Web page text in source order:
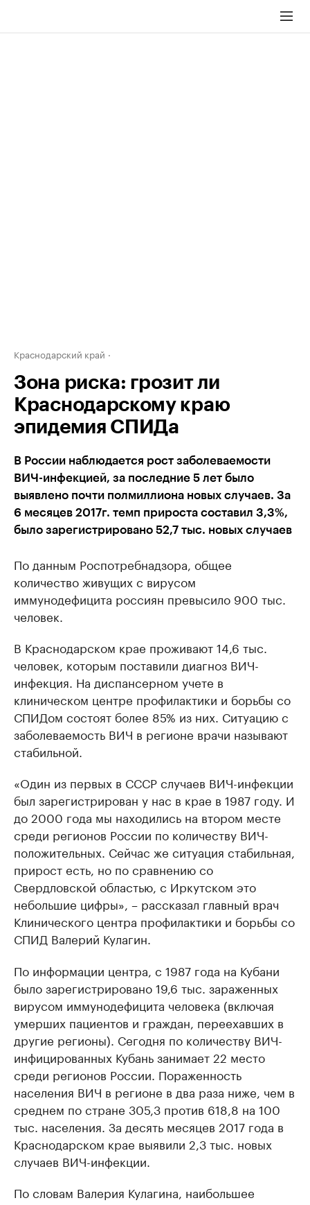
Краснодарский край
Зона риска: грозит ли
Краснодарскому краю
эпидемия СПИДа
В России наблюдается рост заболеваемости
ВИЧ-инфекцией, за последние 5 лет было
выявлено почти полмиллиона новых случаев. За
6 месяцев 2017г. темп прироста составил 3,3%,
было зарегистрировано 52,7 тыс. новых случаев
По данным Роспотребнадзора, общее
количество живущих с вирусом
иммунодефицита россиян превысило 900 тыс.
человек.
В Краснодарском крае проживают 14,6 тыс.
человек, которым поставили диагноз ВИЧ-
инфекция. На диспансерном учете в
клиническом центре профилактики и борьбы со
СПИДом состоят более 85% из них. Ситуацию с
заболеваемость ВИЧ в регионе врачи называют
стабильной.
«Один из первых в СССР случаев ВИЧ-инфекции
был зарегистрирован у нас в крае в 1987 году. И
до 2000 года мы находились на втором месте
среди регионов России по количеству ВИЧ-
положительных. Сейчас же ситуация стабильная,
прирост есть, но по сравнению со
Свердловской областью, с Иркутском это
небольшие цифры», – рассказал главный врач
Клинического центра профилактики и борьбы со
СПИД Валерий Кулагин.
По информации центра, с 1987 года на Кубани
было зарегистрировано 19,6 тыс. зараженных
вирусом иммунодефицита человека (включая
умерших пациентов и граждан, переехавших в
другие регионы). Сегодня по количеству ВИЧ-
инфицированных Кубань занимает 22 место
среди регионов России. Пораженность
населения ВИЧ в регионе в два раза ниже, чем в
среднем по стране 305,3 против 618,8 на 100
тыс. населения. За десять месяцев 2017 года в
Краснодарском крае выявили 2,3 тыс. новых
случаев ВИЧ-инфекции.
По словам Валерия Кулагина, наибольшее